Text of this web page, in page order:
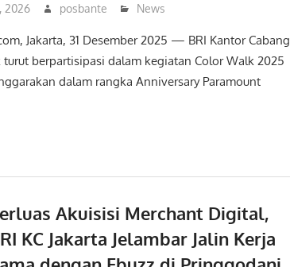
2026 posbante News
Jakarta, 31 Desember 2025 — BRI Kantor Cabang
turut berpartisipasi dalam kegiatan Color Walk 2025
dalam rangka Anniversary Paramount
Akuisisi Merchant Digital,
KC Jakarta Jelambar Jalin Kerja